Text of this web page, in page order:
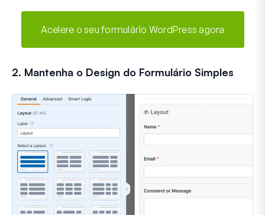
Acelere o seu formulário WordPress agora
2. Mantenha o Design do Formulário Simples